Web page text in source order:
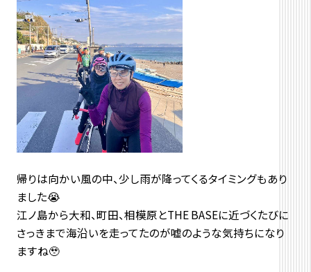
帰りは向かい風の中、少し雨が降ってくるタイミングもあり
ました😭
江ノ島から大和、町田、相模原とTHE BASEに近づくたびに
さっきまで海沿いを走ってたのが嘘のような気持ちになり
ますね🥹